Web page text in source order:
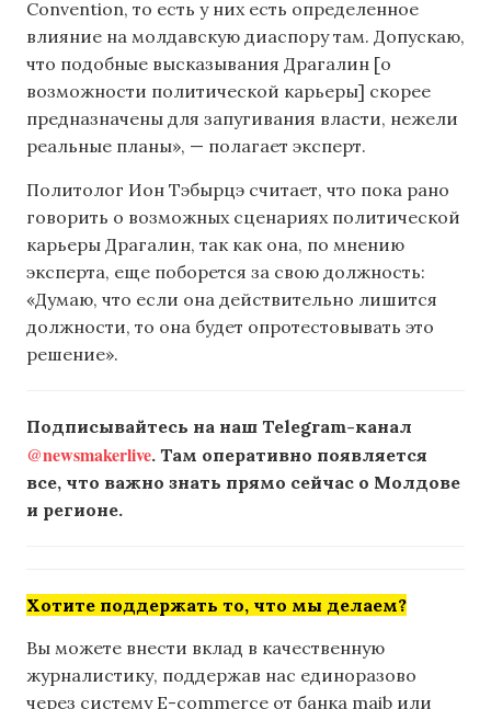
Convention, то есть у них есть определенное
влияние на молдавскую диаспору там. Допускаю,
что подобные высказывания Драгалин [о
возможности политической карьеры] скорее
предназначены для запугивания власти, нежели
реальные планы», — полагает эксперт.
Политолог Ион Тэбырцэ считает, что пока рано
говорить о возможных сценариях политической
карьеры Драгалин, так как она, по мнению
эксперта, еще поборется за свою должность:
«Думаю, что если она действительно лишится
должности, то она будет опротестовывать это
решение».
Подписывайтесь на наш Telegram-канал
@newsmakerlive. Там оперативно появляется
все, что важно знать прямо сейчас о Молдове
и регионе.
Хотите поддержать то, что мы делаем?
Вы можете внести вклад в качественную
журналистику, поддержав нас единоразово
через систему E-commerce от банка maib или